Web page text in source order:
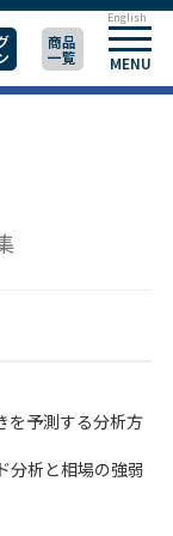
商品
一覧 MENU
English
を予測する分析方
分析と相場の強弱